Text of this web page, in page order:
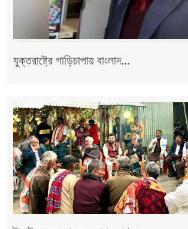
যুক্তরাষ্ট্রে গাড়িচাপায় বাংলাদ...